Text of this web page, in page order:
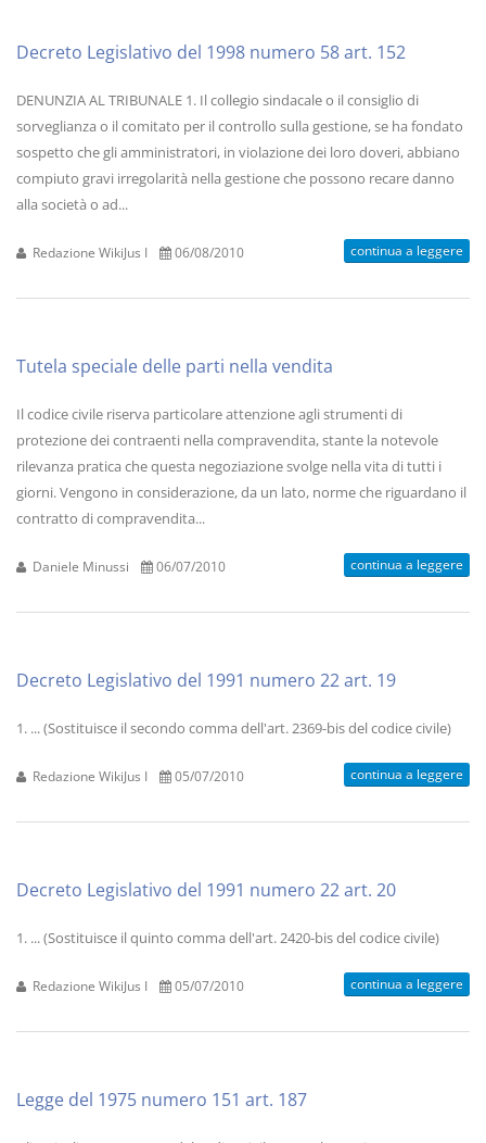
Decreto Legislativo del 1998 numero 58 art. 152
DENUNZIA AL TRIBUNALE 1. Il collegio sindacale o il consiglio di
sorveglianza o il comitato per il controllo sulla gestione, se ha fondato
sospetto che gli amministratori, in violazione dei loro doveri, abbiano
compiuto gravi irregolarità nella gestione che possono recare danno
alla società o ad...
Redazione WikiJus I 06/08/2010 continua a leggere
Tutela speciale delle parti nella vendita
Il codice civile riserva particolare attenzione agli strumenti di
protezione dei contraenti nella compravendita, stante la notevole
rilevanza pratica che questa negoziazione svolge nella vita di tutti i
giorni. Vengono in considerazione, da un lato, norme che riguardano il
contratto di compravendita...
Daniele Minussi 06/07/2010 continua a leggere
Decreto Legislativo del 1991 numero 22 art. 19
1. ... (Sostituisce il secondo comma dell'art. 2369-bis del codice civile)
Redazione WikiJus I 05/07/2010 continua a leggere
Decreto Legislativo del 1991 numero 22 art. 20
1. ... (Sostituisce il quinto comma dell'art. 2420-bis del codice civile)
Redazione WikiJus I 05/07/2010 continua a leggere
Legge del 1975 numero 151 art. 187